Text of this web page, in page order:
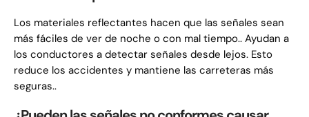
Los materiales reflectantes hacen que las señales sean
más fáciles de ver de noche o con mal tiempo.. Ayudan a
los conductores a detectar señales desde lejos. Esto
reduce los accidentes y mantiene las carreteras más
seguras..